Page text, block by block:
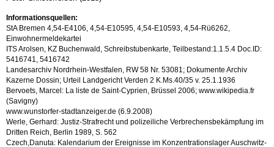
Informationsquellen:
StA Bremen 4,54-E4106, 4,54-E10595, 4,54-E10593, 4,54-Rü6262,
Einwohnermeldekartei
ITS Arolsen, KZ Buchenwald, Schreibstubenkarte, Teilbestand:1.1.5.4 Doc.ID:
5416741, 5416742
Landesarchiv Nordrhein-Westfalen, RW 58 Nr. 53081; Dokumente Archiv
Kazerne Dossin; Urteil Landgericht Verden 2 K.Ms.40/35 v. 25.1.1936
Bervoets, Marcel: La liste de Saint-Cyprien, Brüssel 2006; www.wikipedia.fr
(Savigny)
www.wunstorfer-stadtanzeiger.de (6.9.2008)
Werle, Gerhard: Justiz-Strafrecht und polizeiliche Verbrechensbekämp­fung im
Dritten Reich, Berlin 1989, S. 562
Czech,Danuta: Kalendarium der Ereignisse im Konzentrationslager Auschwitz-